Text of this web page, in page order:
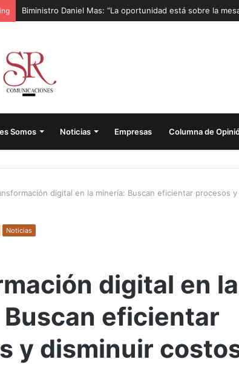
Biministro Daniel Mas: “La oportunidad está sobre la
Somos Noticias Empresas Columna de
digital en la minería: Buscan eficientar procesos
Noticias
digital en la
eficientar
y disminuir